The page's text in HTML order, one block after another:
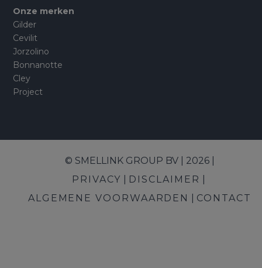
Onze merken
Gilder
Cevilit
Jorzolino
Bonnanotte
Cley
Project
© SMELLINK GROUP BV | 2026 |
PRIVACY
DISCLAIMER
ALGEMENE VOORWAARDEN
CONTACT